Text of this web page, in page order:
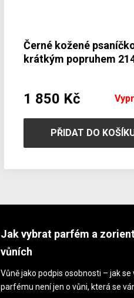
Černé kožené
krátkým popruhem
1 850 Kč
PŘIDAT DO
Jak vybrat parfém a
vůních
Vůně jako podpis osobnosti – jak
parfému není jen o vůni, která se